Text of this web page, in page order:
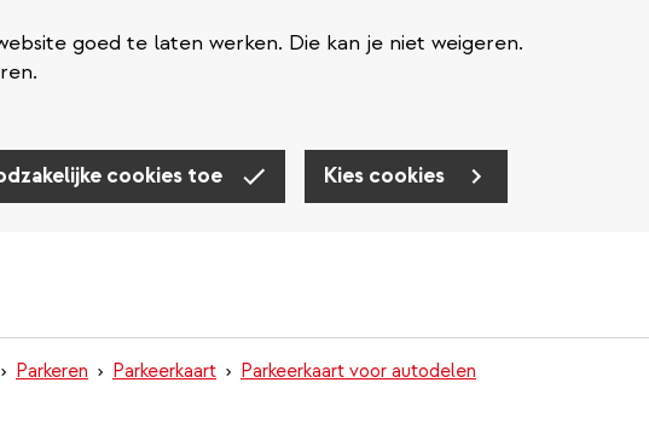
goed te laten werken. Die kan je niet weigeren.
cookies toe Kies cookies
Parkeren Parkeerkaart Parkeerkaart voor autodelen